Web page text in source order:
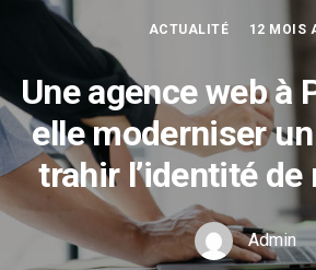
ACTUALITÉ 12 MOIS
Une agence web à
elle moderniser
trahir l’identité de
Admin